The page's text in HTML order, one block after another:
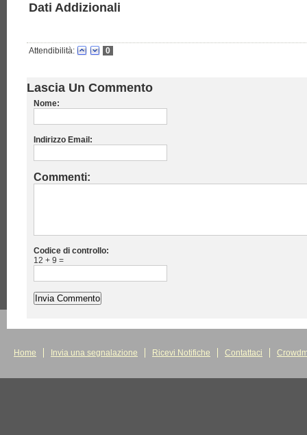
Dati Addizionali
Attendibilità: 0
Lascia Un Commento
Nome:
Indirizzo Email:
Commenti:
Codice di controllo:
12 + 9 =
Home Invia una segnalazione Ricevi Notifiche Contattaci